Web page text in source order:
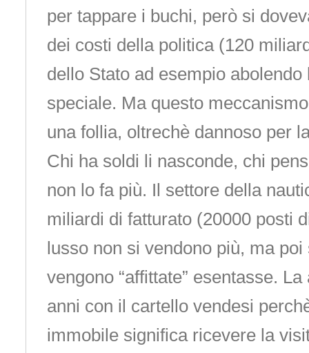
per tappare i buchi, però si
dei costi della politica (120
dello Stato ad esempio
speciale. Ma questo
una follia, oltrechè dannoso per
Chi ha soldi li nasconde, chi
non lo fa più. Il settore della
miliardi di fatturato (20000 posti
lusso non si vendono più, ma
vengono “affittate” esentasse.
anni con il cartello vendesi
immobile significa ricevere la